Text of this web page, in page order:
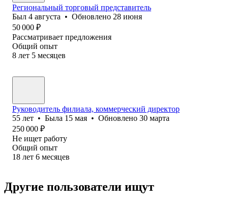
Региональный торговый представитель
Был 4 августа • Обновлено 28 июня
50 000 ₽
Рассматривает предложения
Общий опыт
8 лет 5 месяцев
Руководитель филиала, коммерческий директор
55 лет • Была 15 мая • Обновлено 30 марта
250 000 ₽
Не ищет работу
Общий опыт
18 лет 6 месяцев
Другие пользователи ищут